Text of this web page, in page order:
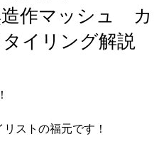
造作マッシュ カ
イリング解説
リストの福元です！